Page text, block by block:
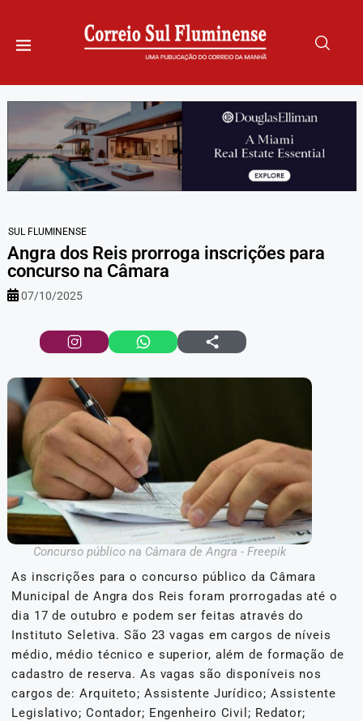
SUL FLUMINENSE
Angra dos Reis prorroga inscrições para
concurso na Câmara
07/10/2025
Concurso público na Câmara de Angra - Freepik
As inscrições para o concurso público da Câmara
Municipal de Angra dos Reis foram prorrogadas até o
dia 17 de outubro e podem ser feitas através do
Instituto Seletiva. São 23 vagas em cargos de níveis
médio, médio técnico e superior, além de formação de
cadastro de reserva. As vagas são disponíveis nos
cargos de: Arquiteto; Assistente Jurídico; Assistente
Legislativo; Contador; Engenheiro Civil; Redator;